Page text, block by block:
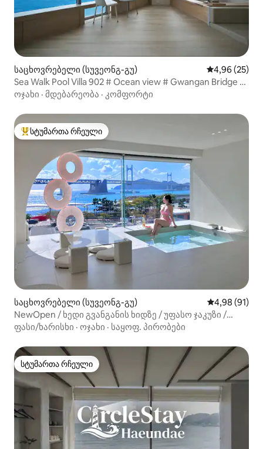
საცხოვრებელი (სუვეონგ-გუ) საშუალო
4,96 (25)
Sea Walk Pool Villa 902 # Ocean view # Gwangan Bridge #
Gamseong accommodation # Busan trip # ocean
ოჯახი · მდებარეობა · კომფორტი
სტუმართა რჩეული მოწინავე ვარიანტი
სტუმართა რჩეული
საცხოვრებელი (სუვეონგ-გუ) საშუალო
4,98 (91)
NewOpen / ხედი გვანგანის ხიდზე / უფასო ჯაკუზი /
ღვინო
ფასი/ხარისხი · ოჯახი · საყოფ. პირობები
სტუმართა რჩეული
სტუმართა რჩეული